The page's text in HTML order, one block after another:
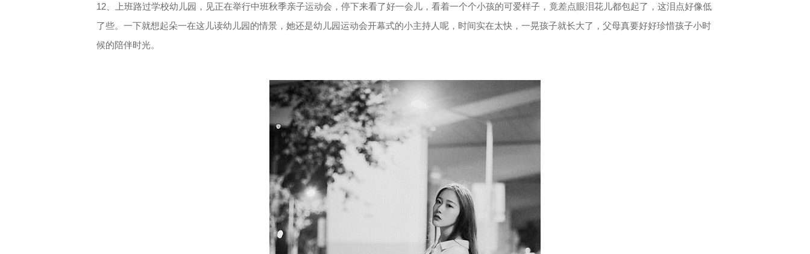
12、上班路过学校幼儿园，见正在举行中班秋季亲子运动会，停下来看了好一会儿，看着一个个小孩的可爱样子，竟差点眼泪花儿都包起了，这泪点好像低
了些。一下就想起朵一在这儿读幼儿园的情景，她还是幼儿园运动会开幕式的小主持人呢，时间实在太快，一晃孩子就长大了，父母真要好好珍惜孩子小时
候的陪伴时光。